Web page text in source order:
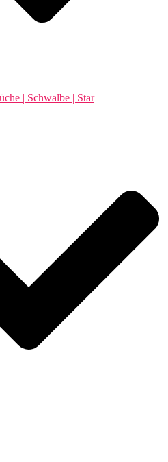
| Schwalbe | Star